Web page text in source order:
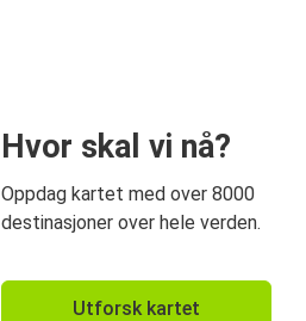
Hvor skal vi nå?
Oppdag kartet med over 8000
destinasjoner over hele verden.
Utforsk kartet